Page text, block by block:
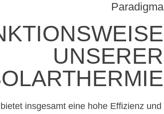
Paradigma
UNSERER
insgesamt eine hohe Effizienz und